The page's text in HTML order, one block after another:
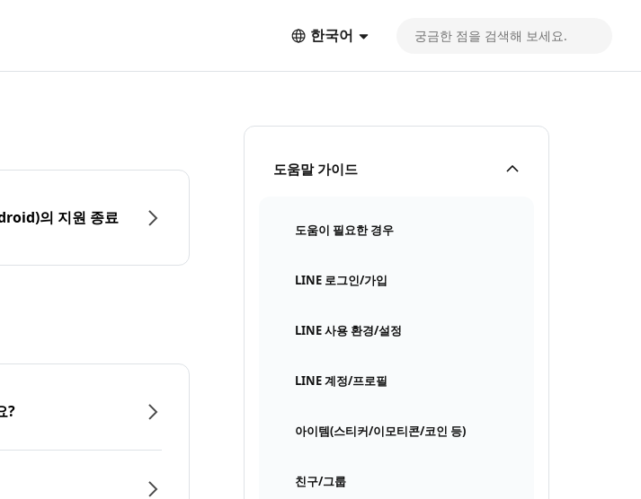
한국어
도움말 가이드
도움이 필요한 경우
LINE 로그인/가입
LINE 사용 환경/설정
LINE 계정/프로필
아이템(스티커/이모티콘/코인 등)
친구/그룹
의 지원 종료
?